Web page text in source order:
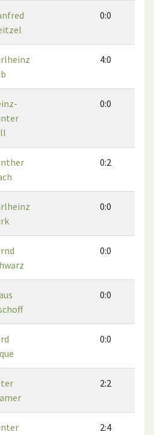
0:0
4:0
0:0
0:2
0:0
0:0
0:0
0:0
2:2
2:4